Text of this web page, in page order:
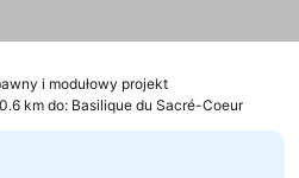
i modułowy projekt
0.6 km do: Basilique du Sacré-Coeur